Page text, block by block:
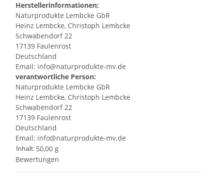
Herstellerinformationen:
Naturprodukte Lembcke GbR
Heinz Lembcke, Christoph Lembcke
Schwabendorf 22
17139 Faulenrost
Deutschland
Email: info@naturprodukte-mv.de
verantwortliche Person:
Naturprodukte Lembcke GbR
Heinz Lembcke, Christoph Lembcke
Schwabendorf 22
17139 Faulenrost
Deutschland
Email: info@naturprodukte-mv.de
Inhalt: 50,00 g
Bewertungen